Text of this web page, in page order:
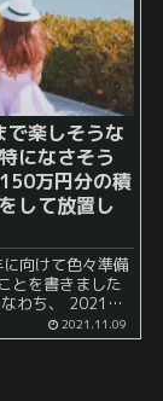
重ねてきました。 そして、資...
楽しそうな
になさそう
万円分の積
して放置し
向けて色々準備
とを書きました
特に楽しそうな
では起こらなさ
2021.11.09